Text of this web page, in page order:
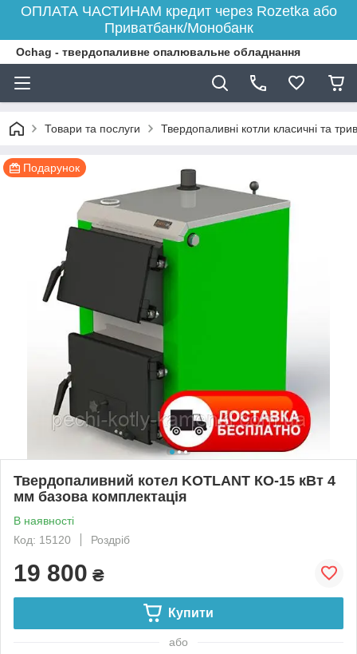
ОПЛАТА ЧАСТИНАМ кредит через Rozetka або
Приватбанк/Монобанк
Ochag - твердопаливне опалювальне обладнання
Товари та послуги Твердопаливні котли класичні та
Подарунок
Твердопаливний котел KOTLANT КО-15 кВт 4
мм базова комплектація
В наявності
Код: 15120
Роздріб
19 800 ₴
Купити
або